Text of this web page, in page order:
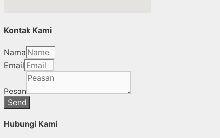
Kontak Kami
Nama
Email
Pesan
Send
Hubungi Kami